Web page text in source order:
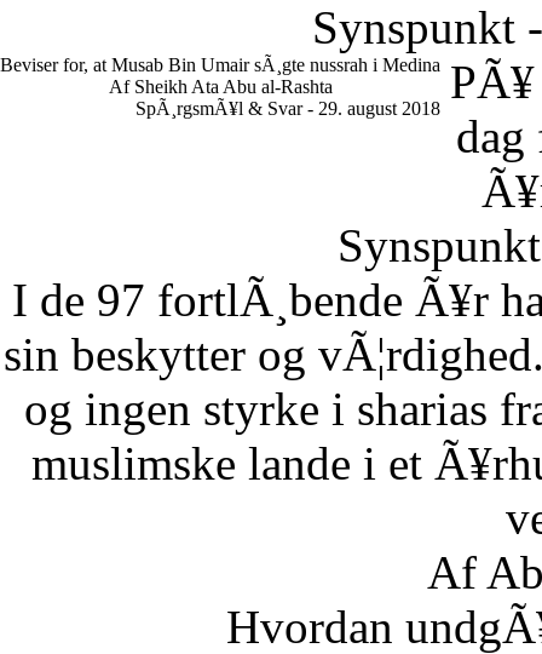
Synspunkt
Beviser for, at Musab Bin Umair sÃ¸gte nussrah i Medina
Af Sheikh Ata Abu al-Rashta
SpÃ¸rgsmÃ¥l & Svar - 29. august 2018
dag
I de 97 fortlÃ¸bende Ã¥r
sin beskytter og
og ingen styrke i sharias
muslimske lande i et
Af
Hvordan